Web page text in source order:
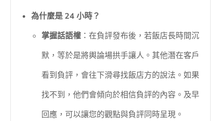
為什麼是 24 小時？
掌握話語權：在負評發布後，若飯店長時間沉
默，等於是將輿論場拱手讓人。其他潛在客戶
看到負評，會往下滑尋找飯店方的說法。如果
找不到，他們會傾向於相信負評的內容。及早
回應，可以讓您的觀點與負評同時呈現。